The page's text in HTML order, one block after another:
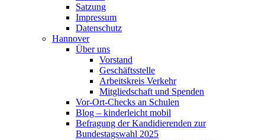
Satzung
Impressum
Datenschutz
Hannover
Über uns
Vorstand
Geschäftsstelle
Arbeitskreis Verkehr
Mitgliedschaft und Spenden
Vor-Ort-Checks an Schulen
Blog – kinderleicht mobil
Befragung der Kandidierenden zur
Bundestagswahl 2025